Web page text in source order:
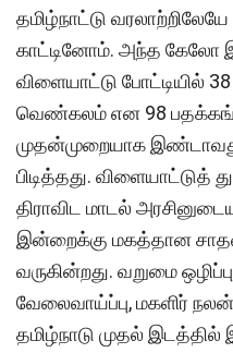
தமிழ்நாட்டு
காட்டினோம். அந்த கேலோ
விளையாட்டு போட்டியில்
வெண்கலம் என 98
முதன்முறையாக
பிடித்தது. விளையாட்டுத்
திராவிட மாடல்
இன்றைக்கு மகத்தான
வருகின்றது. வறுமை
வேலைவாய்ப்பு, மகளிர்
தமிழ்நாடு முதல் இடத்தில்